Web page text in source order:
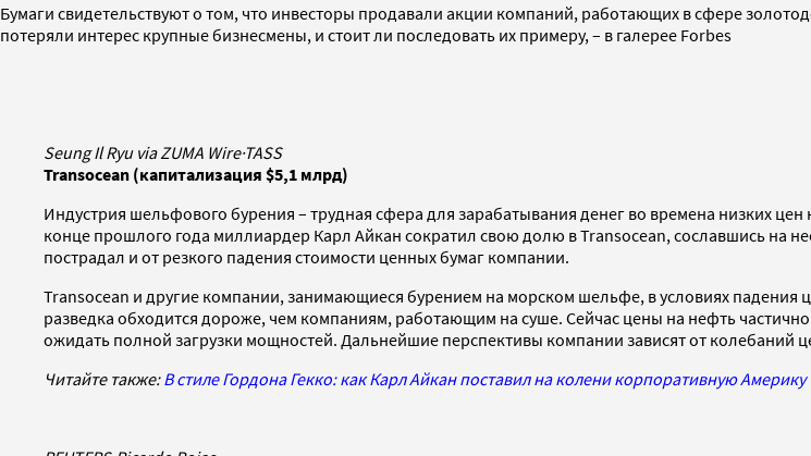
Бумаги свидетельствуют о том, что инвесторы продавали акции компаний, работающих в сфере
потеряли интерес крупные бизнесмены, и стоит ли последовать их примеру, – в галерее Forbes
Seung Il Ryu via ZUMA Wire·TASS
Transocean (капитализация $5,1 млрд)
Индустрия шельфового бурения – трудная сфера для зарабатывания денег во времена низких
конце прошлого года миллиардер Карл Айкан сократил свою долю в Transocean, сославшись на
пострадал и от резкого падения стоимости ценных бумаг компании.
Transocean и другие компании, занимающиеся бурением на морском шельфе, в условиях падения
разведка обходится дороже, чем компаниям, работающим на суше. Сейчас цены на нефть
ожидать полной загрузки мощностей. Дальнейшие перспективы компании зависят от колебаний
Читайте также:В стиле Гордона Гекко: как Карл Айкан поставил на колени корпоративную Америку